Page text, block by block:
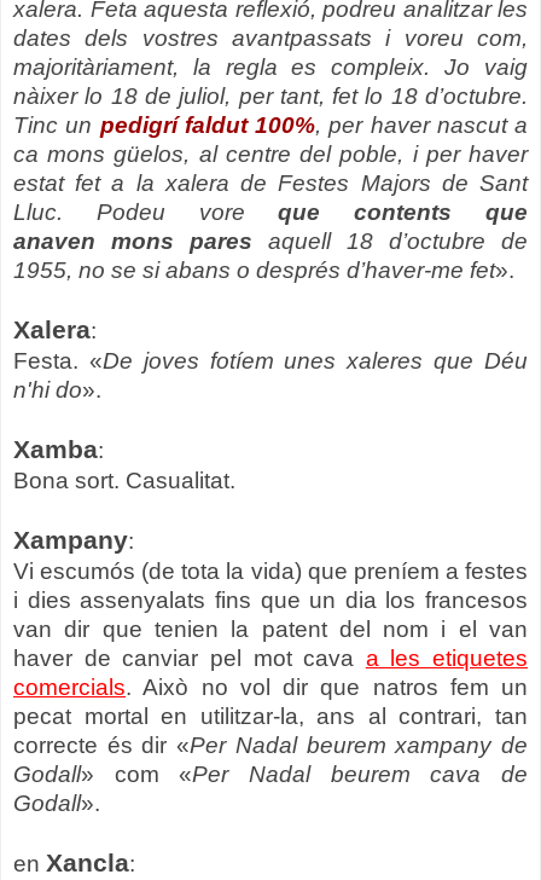
xalera. Feta aquesta reflexió, podreu analitzar les
dates dels vostres avantpassats i voreu com,
majoritàriament, la regla es compleix. Jo vaig
nàixer lo 18 de juliol, per tant, fet lo 18 d’octubre.
Tinc un pedigrí faldut 100%, per haver nascut a
ca mons güelos, al centre del poble, i per haver
estat fet a la xalera de Festes Majors de Sant
Lluc. Podeu voreque contents que
anaven mons pares aquell 18 d’octubre de
1955, no se si abans o després d’haver-me fet».
Xalera:
Festa. «De joves fotíem unes xaleres que Déu
n'hi do».
Xamba:
Bona sort. Casualitat.
Xampany:
Vi escumós (de tota la vida) que preníem a festes
i dies assenyalats fins que un dia los francesos
van dir que tenien la patent del nom i el van
haver de canviar pel mot cava a les etiquetes
comercials. Això no vol dir que natros fem un
pecat mortal en utilitzar-la, ans al contrari, tan
correcte és dir «Per Nadal beurem xampany de
Godall» com «Per Nadal beurem cava de
Godall».
en Xancla: